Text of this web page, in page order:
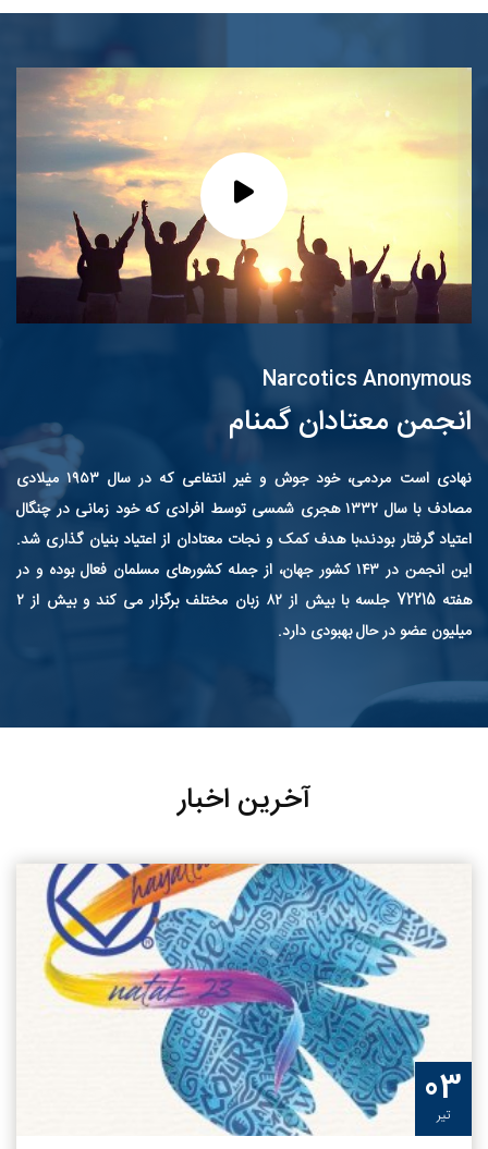
Narcotics Anonymous
انجمن معتادان گمنام
نهادی است مردمی، خود جوش و غیر انتفاعی که در سال ۱۹۵۳ میلادی
مصادف با سال ۱۳۳۲ هجری شمسی توسط افرادی که خود زمانی در چنگال
اعتیاد گرفتار بودند،با هدف کمک و نجات معتادان از اعتیاد بنیان گذاری شد.
این انجمن در ۱۴۳ کشور جهان، از جمله کشورهای مسلمان فعال بوده و در
هفته 72215 جلسه با بیش از ۸۲ زبان مختلف برگزار می کند و بیش از ۲
میلیون عضو در حال بهبودی دارد.
آخرین اخبار
03
تیر